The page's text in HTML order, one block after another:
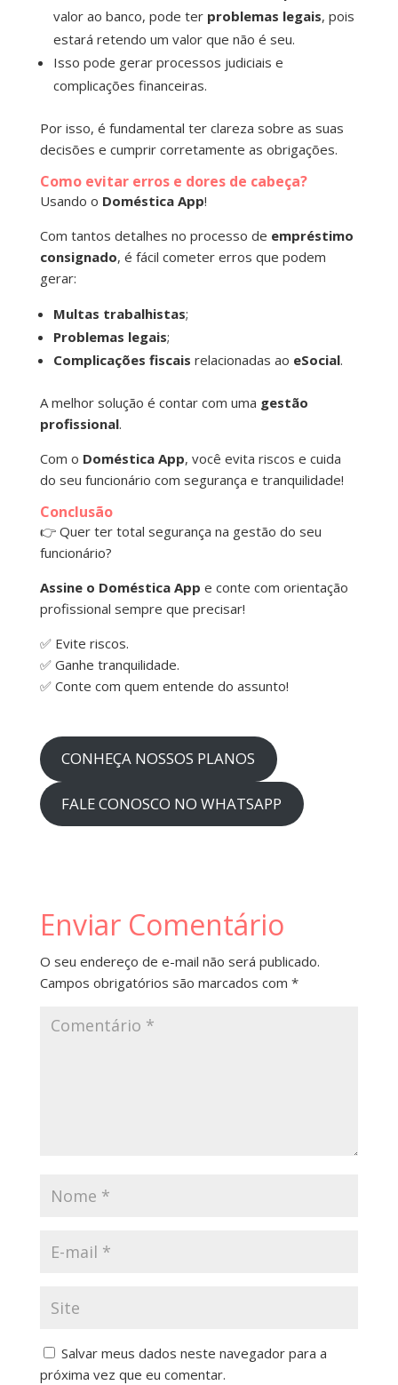
valor ao banco, pode ter problemas legais, pois
estará retendo um valor que não é seu.
Isso pode gerar processos judiciais e
complicações financeiras.
Por isso, é fundamental ter clareza sobre as suas
decisões e cumprir corretamente as obrigações.
Como evitar erros e dores de cabeça?
Usando o Doméstica App!
Com tantos detalhes no processo de empréstimo
consignado, é fácil cometer erros que podem
gerar:
Multas trabalhistas;
Problemas legais;
Complicações fiscais relacionadas ao eSocial.
A melhor solução é contar com uma gestão
profissional.
Com o Doméstica App, você evita riscos e cuida
do seu funcionário com segurança e tranquilidade!
Conclusão
👉 Quer ter total segurança na gestão do seu
funcionário?
Assine o Doméstica App e conte com orientação
profissional sempre que precisar!
✅ Evite riscos.
✅ Ganhe tranquilidade.
✅ Conte com quem entende do assunto!
CONHEÇA NOSSOS PLANOS
FALE CONOSCO NO WHATSAPP
Enviar Comentário
O seu endereço de e-mail não será publicado.
Campos obrigatórios são marcados com *
Salvar meus dados neste navegador para a
próxima vez que eu comentar.